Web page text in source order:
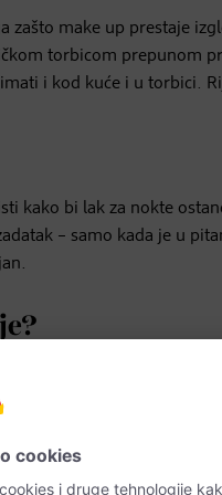
zašto make up prestaje
torbicom prepunom
i kod kuće i u torbici.
kako bi lak za nokte
– samo kada je u
upa
kaže